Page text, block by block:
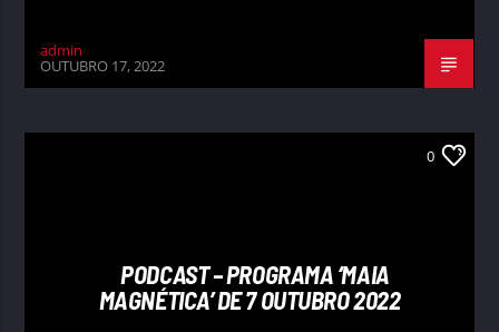
admin
OUTUBRO 17, 2022
0
PODCAST – PROGRAMA ‘MAIA
MAGNÉTICA’ DE 7 OUTUBRO 2022